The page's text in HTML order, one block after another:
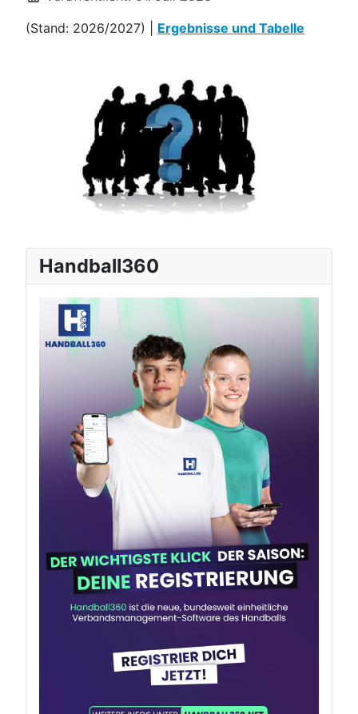
(Stand: 2026/2027) | Ergebnisse und Tabelle
Handball360